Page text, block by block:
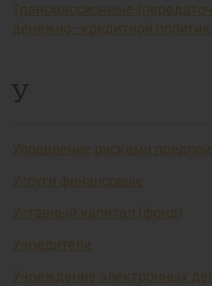
Трансмиссионные
денежно–кредитной
У
Управление рисками
Услуги финансовые
Уставный капитал (фонд)
Учредители
Учреждение электронных